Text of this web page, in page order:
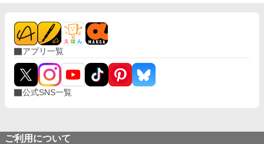
アプリ一覧
公式SNS一覧
ご利用について